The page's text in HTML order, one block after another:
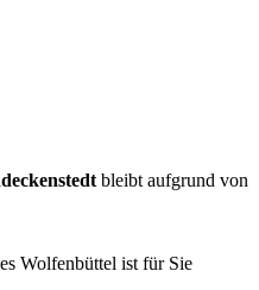
bleibt aufgrund von
Wolfenbüttel ist für Sie